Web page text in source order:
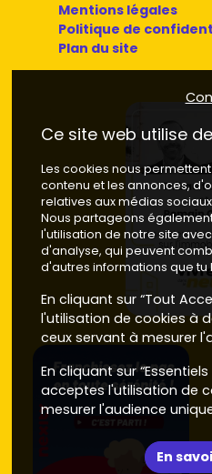
Mentions légales
Politique de
Plan du site
Ce site web utilise
Les cookies nous
contenu et les annonces,
relatives aux médias
Nous partageons
l'utilisation de notre site
d'analyse, qui peuvent
d'autres informations que tu
En cliquant sur “Tout
l'utilisation de cookies à
ceux servant à mesurer
En cliquant sur
acceptes l'utilisation de
mesurer l'audience
En